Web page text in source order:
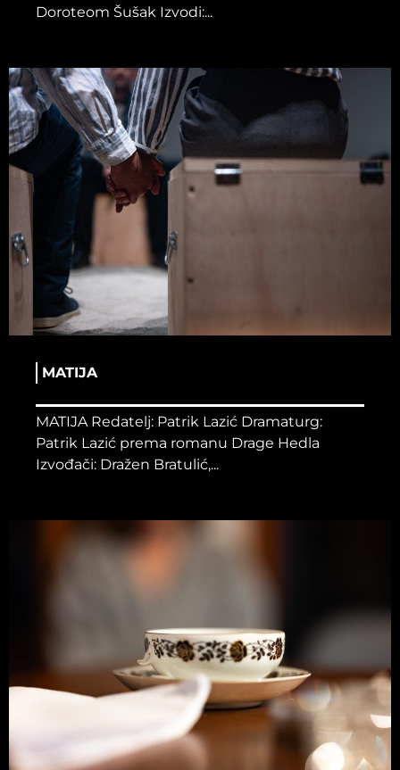
Doroteom Šušak Izvodi:...
MATIJA
MATIJA Redatelj: Patrik Lazić Dramaturg:
Patrik Lazić prema romanu Drage Hedla
Izvođači: Dražen Bratulić,...